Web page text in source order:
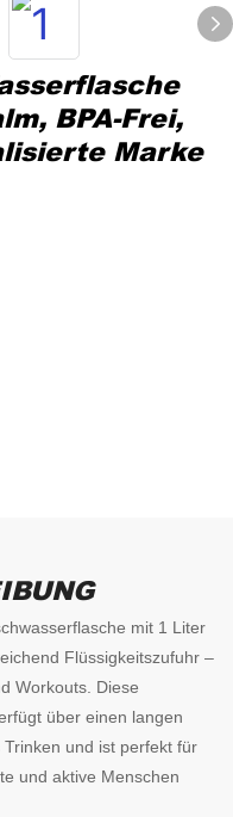
BPA-Frei,
Marke
mit 1 Liter
Flüssigkeitszufuhr –
Workouts. Diese
über einen langen
und ist perfekt für
und aktive Menschen